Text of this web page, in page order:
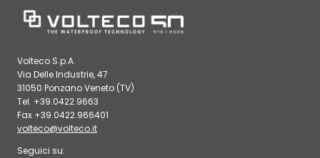
Volteco S.p.A.
Via Delle Industrie, 47
31050 Ponzano Veneto (TV)
Tel. +39.0422.9663
Fax +39.0422.966401
volteco@volteco.it
Seguici su: